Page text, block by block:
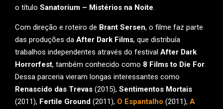
o título Sanatorium – Mistérios na Noite.
Com direção e roteiro de Brant Sersen, o filme faz parte
das produções da After Dark Films, que distribuía
trabalhos independentes através do festival After Dark
Horrorfest, também conhecido como 8 Films to Die For.
Dessa parceria vieram longas interessantes como
Renascido das Trevas (2015), Sentimentos Mortais
(2011), Fertile Ground (2011), O Espantalho (2011), A